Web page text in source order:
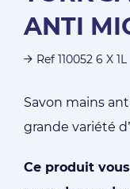
ANTI
Ref 110052 6 X 1L
Savon mains
grande variété
Ce produit